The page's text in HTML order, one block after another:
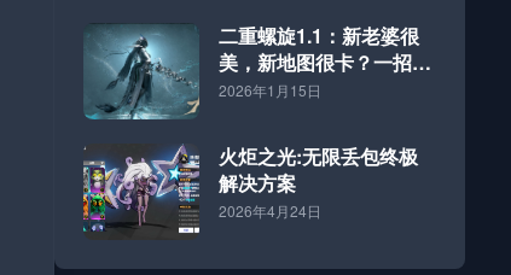
二重螺旋1.1：新老婆很
美，新地图很卡？一招解
决！
2026年1月15日
火炬之光:无限丢包终极
解决方案
2026年4月24日